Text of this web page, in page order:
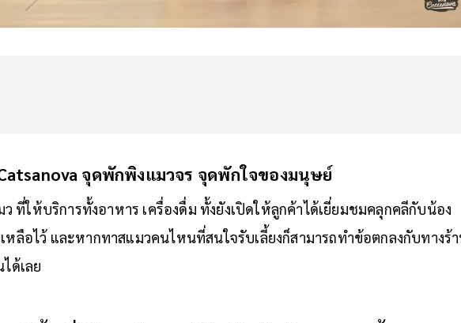
จุดพักพิงแมวจร จุดพักใจของมนุษย์
ที่ให้บริการทั้งอาหาร เครื่องดื่ม ทั้งยังเปิดให้ลูกค้าได้เยี่ยมชมคลุกคลีกับน้อง
ลือไว้ และหากทาสแมวคนไหนที่สนใจรับเลี้ยงก็สามารถทำข้อตกลงกับทางร้าน